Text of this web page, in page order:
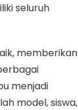
seluruh
memberikan
menjadi
model, siswa,